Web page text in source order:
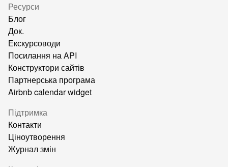
Ресурси
Блог
Док.
Екскурсоводи
Посилання на API
Конструктори сайтів
Партнерська програма
Airbnb calendar widget
Підтримка
Контакти
Ціноутворення
Журнал змін